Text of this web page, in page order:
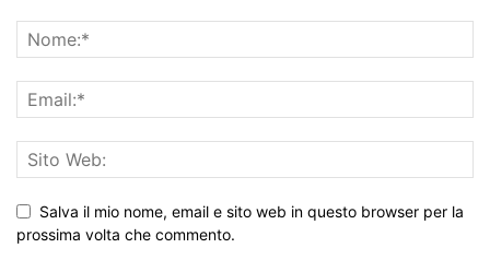
Salva il mio nome, email e sito web in questo browser per la
prossima volta che commento.